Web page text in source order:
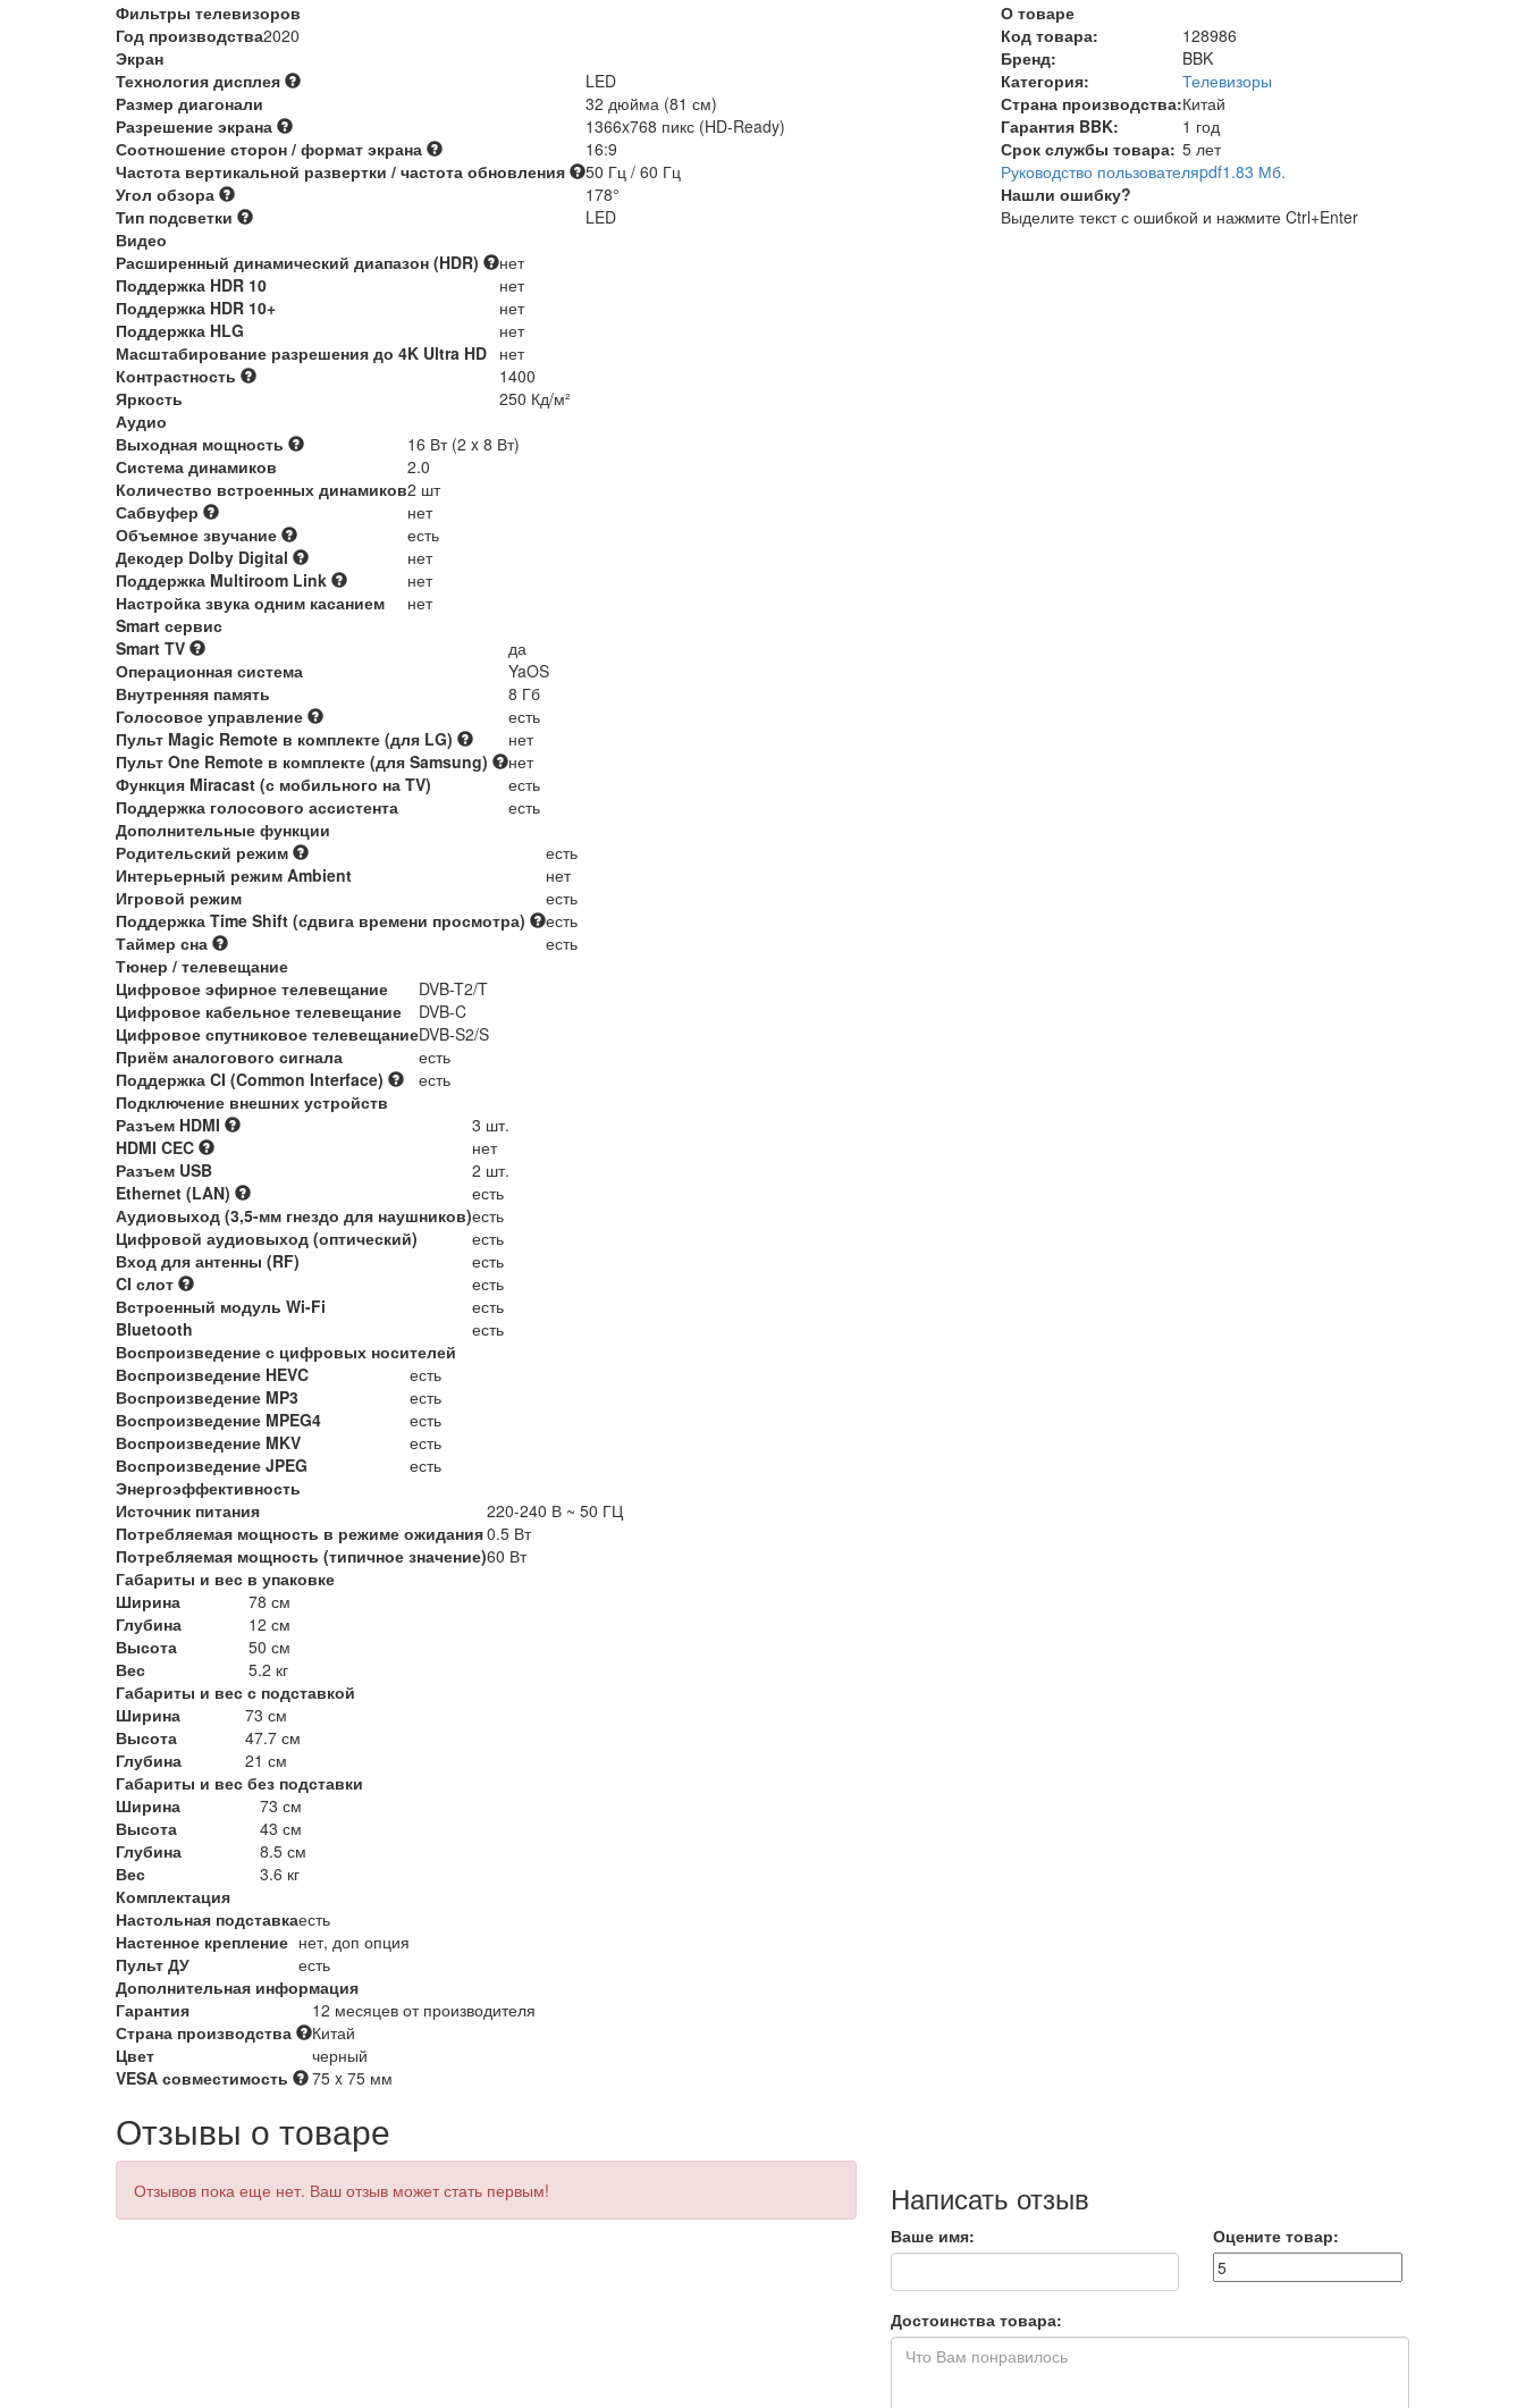
О товаре
Код товара:
128986
Бренд:
BBK
Категория:
Телевизоры
Страна производства:Китай
Гарантия BBK:
1 год
Срок службы товара: 5 лет
Руководство пользователяpdf1.83 Мб.
Нашли ошибку?
Выделите текст с ошибкой и нажмите Ctrl+Enter
Фильтры телевизоров
Год производства2020
Экран
Технология дисплея
LED
Размер диагонали
32 дюйма (81 см)
Разрешение экрана
1366x768 пикс (HD-Ready)
Соотношение сторон / формат экрана
16:9
Частота вертикальной развертки / частота обновления
50 Гц / 60 Гц
Угол обзора
178°
Тип подсветки
LED
Видео
Расширенный динамический диапазон (HDR)
нет
Поддержка HDR 10
нет
Поддержка HDR 10+
нет
Поддержка HLG
нет
Масштабирование разрешения до 4K Ultra HD нет
Контрастность
1400
Яркость
250 Кд/м²
Аудио
Выходная мощность
16 Вт (2 x 8 Вт)
Система динамиков
2.0
Количество встроенных динамиков2 шт
Сабвуфер
нет
Объемное звучание
есть
Декодер Dolby Digital
нет
Поддержка Multiroom Link
нет
Настройка звука одним касанием
нет
Smart сервис
Smart TV
да
Операционная система
YaOS
Внутренняя память
8 Гб
Голосовое управление
есть
Пульт Magic Remote в комплекте (для LG)
нет
Пульт One Remote в комплекте (для Samsung)
нет
Функция Miracast (с мобильного на TV)
есть
Поддержка голосового ассистента
есть
Дополнительные функции
Родительский режим
есть
Интерьерный режим Ambient
нет
Игровой режим
есть
Поддержка Time Shift (сдвига времени просмотра)
есть
Таймер сна
есть
Тюнер / телевещание
Цифровое эфирное телевещание
DVB-T2/T
Цифровое кабельное телевещание
DVB-C
Цифровое спутниковое телевещаниеDVB-S2/S
Приём аналогового сигнала
есть
Поддержка CI (Common Interface)
есть
Подключение внешних устройств
Разъем HDMI
3 шт.
HDMI CEC
нет
Разъем USB
2 шт.
Ethernet (LAN)
есть
Аудиовыход (3,5-мм гнездо для наушников)есть
Цифровой аудиовыход (оптический)
есть
Вход для антенны (RF)
есть
CI слот
есть
Встроенный модуль Wi-Fi
есть
Bluetooth
есть
Воспроизведение с цифровых носителей
Воспроизведение HEVC
есть
Воспроизведение MP3
есть
Воспроизведение MPEG4
есть
Воспроизведение MKV
есть
Воспроизведение JPEG
есть
Энергоэффективность
Источник питания
220-240 В ~ 50 ГЦ
Потребляемая мощность в режиме ожидания0.5 Вт
Потребляемая мощность (типичное значение)60 Вт
Габариты и вес в упаковке
Ширина
78 см
Глубина
12 см
Высота
50 см
Вес
5.2 кг
Габариты и вес с подставкой
Ширина
73 см
Высота
47.7 см
Глубина
21 см
Габариты и вес без подставки
Ширина
73 см
Высота
43 см
Глубина
8.5 см
Вес
3.6 кг
Комплектация
Настольная подставкаесть
Настенное крепление нет, доп опция
Пульт ДУ
есть
Дополнительная информация
Гарантия
12 месяцев от производителя
Страна производства
Китай
Цвет
черный
VESA совместимость
75 x 75 мм
Отзывы о товаре
Отзывов пока еще нет. Ваш отзыв может стать первым! Написать отзыв
Ваше имя: Оцените товар:
Достоинства товара: